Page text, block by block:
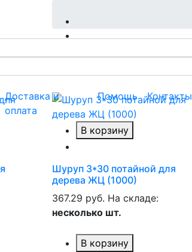
Доставка и
оплата
Помощь Контакты
В корзину
Шуруп 3*30 потайной для
дерева ЖЦ (1000)
367.29 руб. На складе:
несколько шт.
В корзину